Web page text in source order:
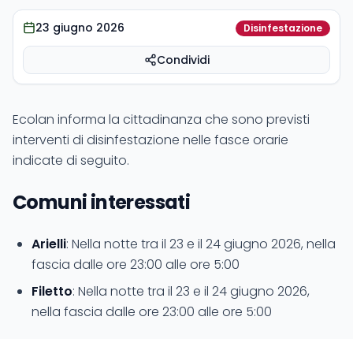
Numero Verde
Email
Scrivici
23 giugno 2026 Disinfestazione
Condividi
Ecolan informa la cittadinanza che sono previsti
interventi di disinfestazione nelle fasce orarie
indicate di seguito.
Comuni interessati
Arielli: Nella notte tra il 23 e il 24 giugno 2026, nella
fascia dalle ore 23:00 alle ore 5:00
Filetto: Nella notte tra il 23 e il 24 giugno 2026,
nella fascia dalle ore 23:00 alle ore 5:00